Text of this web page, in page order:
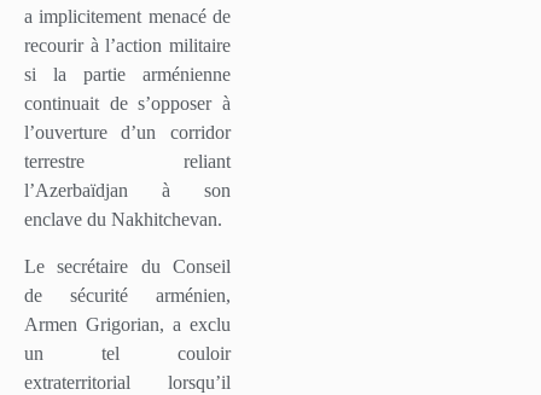
a implicitement menacé de
recourir à l’action militaire
si la partie arménienne
continuait de s’opposer à
l’ouverture d’un corridor
terrestre reliant
l’Azerbaïdjan à son
enclave du Nakhitchevan.
Le secrétaire du Conseil
de sécurité arménien,
Armen Grigorian, a exclu
un tel couloir
extraterritorial lorsqu’il